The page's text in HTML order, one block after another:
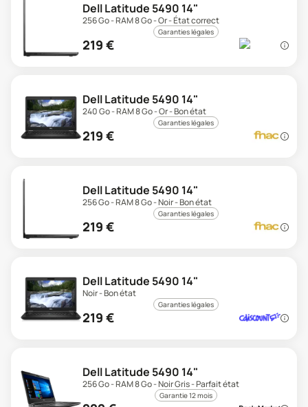
Dell Latitude 5490 14"
256 Go - RAM 8 Go - Or - État correct
Garanties légales
219 €
Dell Latitude 5490 14"
240 Go - RAM 8 Go - Or - Bon état
Garanties légales
219 €
Dell Latitude 5490 14"
256 Go - RAM 8 Go - Noir - Bon état
Garanties légales
219 €
Dell Latitude 5490 14"
Noir - Bon état
Garanties légales
219 €
Dell Latitude 5490 14"
256 Go - RAM 8 Go - Noir Gris - Parfait état
Garantie 12 mois